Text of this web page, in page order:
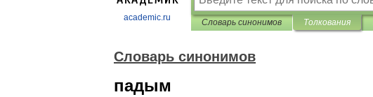
academic.ru Словарь синонимов Толкования
Словарь синонимов
падым